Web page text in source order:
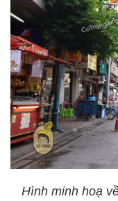
Hình minh hoạ